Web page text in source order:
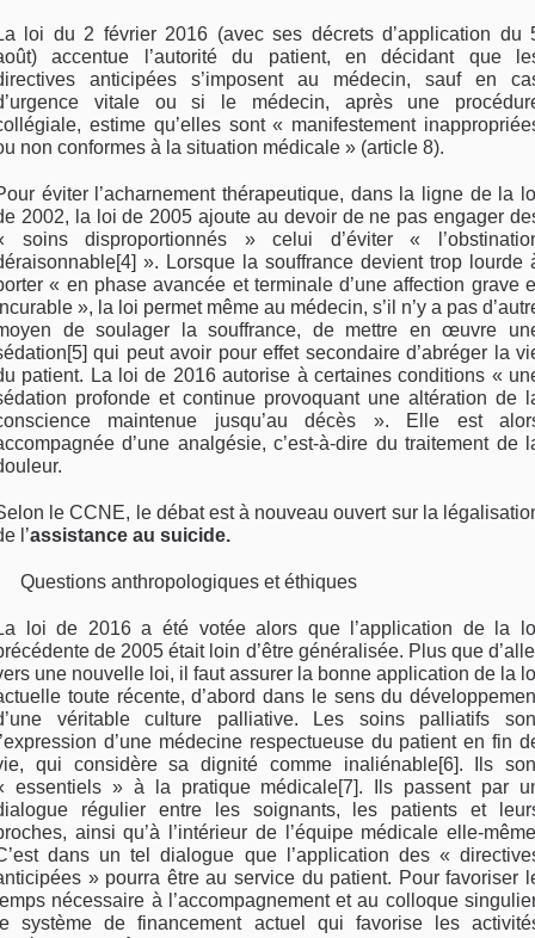
loi du 2 février 2016 (avec ses décrets d’application du
accentue l’autorité du patient, en décidant que
anticipées s’imposent au médecin, sauf en
vitale ou si le médecin, après une
estime qu’elles sont « manifestement
non conformes à la situation médicale » (article 8).
éviter l’acharnement thérapeutique, dans la ligne de la
2002, la loi de 2005 ajoute au devoir de ne pas engager
soins disproportionnés » celui d’éviter «
». Lorsque la souffrance devient trop lourde
« en phase avancée et terminale d’une affection grave
», la loi permet même au médecin, s’il n’y a pas
de soulager la souffrance, de mettre en œuvre
qui peut avoir pour effet secondaire d’abréger la
patient. La loi de 2016 autorise à certaines conditions «
profonde et continue provoquant une altération de
maintenue jusqu’au décès ». Elle est
d’une analgésie, c’est-à-dire du traitement de
le CCNE, le débat est à nouveau ouvert sur la
l’assistance au suicide.
Questions anthropologiques et éthiques
loi de 2016 a été votée alors que l’application de la
de 2005 était loin d’être généralisée. Plus que
une nouvelle loi, il faut assurer la bonne application de la
toute récente, d’abord dans le sens du
véritable culture palliative. Les soins palliatifs
d’une médecine respectueuse du patient en fin
qui considère sa dignité comme inaliénable[6]. Ils
essentiels » à la pratique médicale[7]. Ils passent par
régulier entre les soignants, les patients et
ainsi qu’à l’intérieur de l’équipe médicale elle-
dans un tel dialogue que l’application des «
» pourra être au service du patient. Pour favoriser
nécessaire à l’accompagnement et au colloque
système de financement actuel qui favorise les